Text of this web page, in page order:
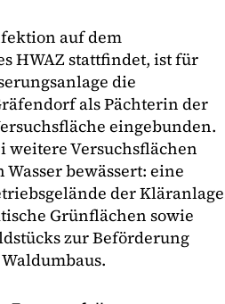
auf dem
HWAZ stattfindet, ist für
die
als Pächterin der
eingebunden.
weitere Versuchsflächen
bewässert: eine
der Kläranlage
Grünflächen sowie
zur Beförderung